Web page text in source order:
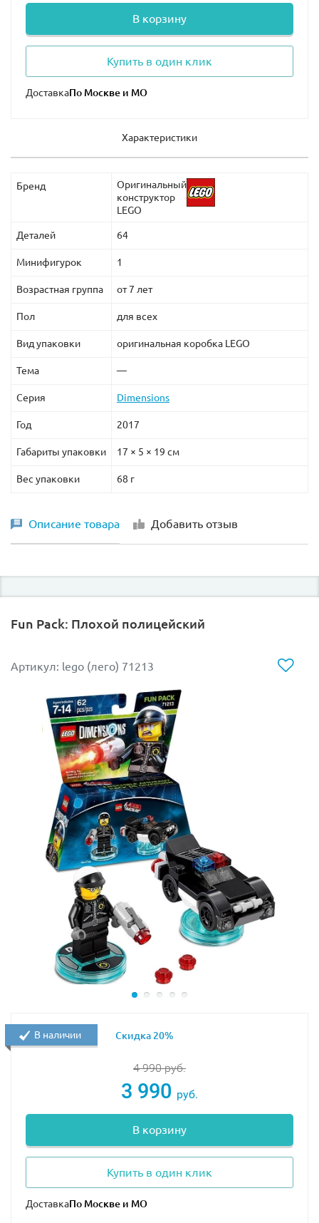
В корзину
Купить в один клик
Доставка
Характеристики
Бренд
Оригинальный
конструктор
LEGO
Деталей 64
Минифигурок 1
Возрастная группа от 7 лет
Пол для всех
Вид упаковки оригинальная коробка LEGO
Тема —
Серия Dimensions
Год 2017
Габариты упаковки 17 × 5 × 19 см
Вес упаковки 68 г
Описание товара Добавить отзыв
Fun Pack: Плохой полицейский
Артикул: lego (лего) 71213
4 990руб.
3 990 руб.
В корзину
Купить в один клик
Доставка
В наличии Скидка 20%